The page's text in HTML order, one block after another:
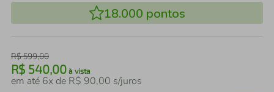
18.000 pontos
R$599,00
R$ 540,00 à vista
em até 6x de R$ 90,00 s/juros